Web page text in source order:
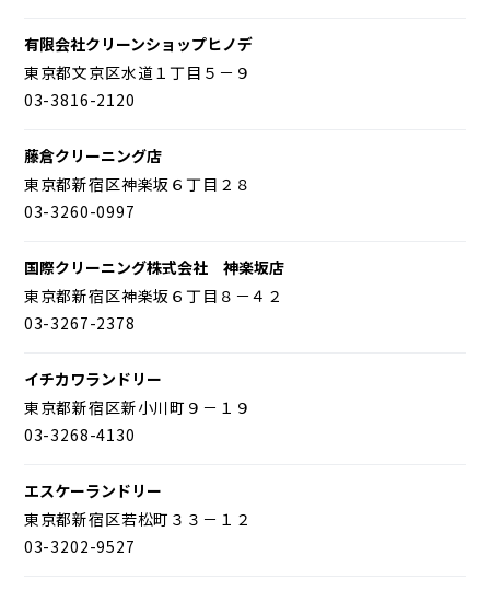
有限会社クリーンショップヒノデ
東京都文京区水道１丁目５－９
03-3816-2120
藤倉クリーニング店
東京都新宿区神楽坂６丁目２８
03-3260-0997
国際クリーニング株式会社 神楽坂店
東京都新宿区神楽坂６丁目８－４２
03-3267-2378
イチカワランドリー
東京都新宿区新小川町９－１９
03-3268-4130
エスケーランドリー
東京都新宿区若松町３３－１２
03-3202-9527